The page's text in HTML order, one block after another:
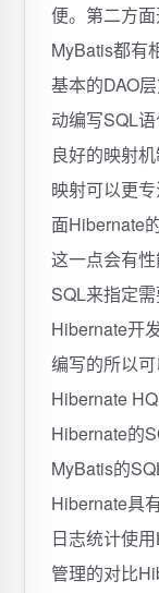
便。第二方
MyBatis都有
基本的DAO
动编写SQL
良好的映射
映射可以更
面Hibernate
这一点会有
SQL来指定
Hibernate开
编写的所以可
Hibernate
Hibernate的
MyBatis的
Hibernate具
日志统计使
管理的对比